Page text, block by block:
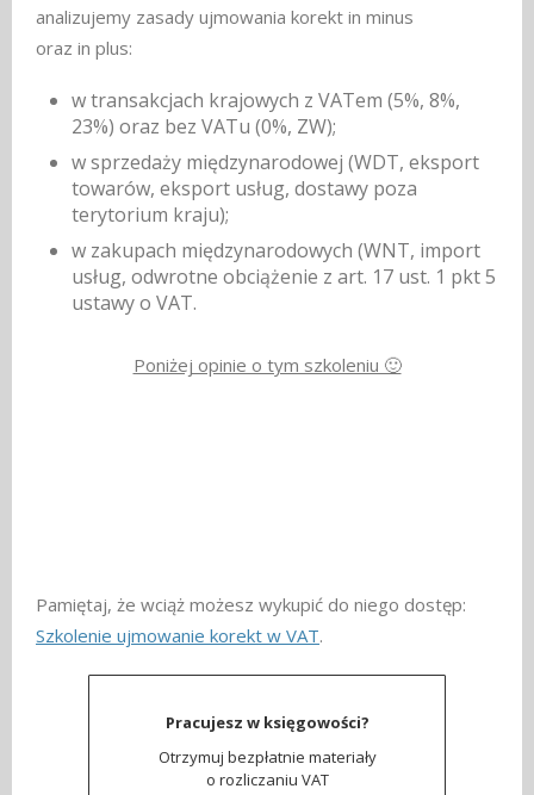
analizujemy zasady ujmowania korekt in minus
oraz in plus:
w transakcjach krajowych z VATem (5%, 8%,
23%) oraz bez VATu (0%, ZW);
w sprzedaży międzynarodowej (WDT, eksport
towarów, eksport usług, dostawy poza
terytorium kraju);
w zakupach międzynarodowych (WNT, import
usług, odwrotne obciążenie z art. 17 ust. 1 pkt 5
ustawy o VAT.
Poniżej opinie o tym szkoleniu 🙂
Pamiętaj, że wciąż możesz wykupić do niego dostęp:
Szkolenie ujmowanie korekt w VAT.
Pracujesz w księgowości?
Otrzymuj bezpłatnie materiały
o rozliczaniu VAT